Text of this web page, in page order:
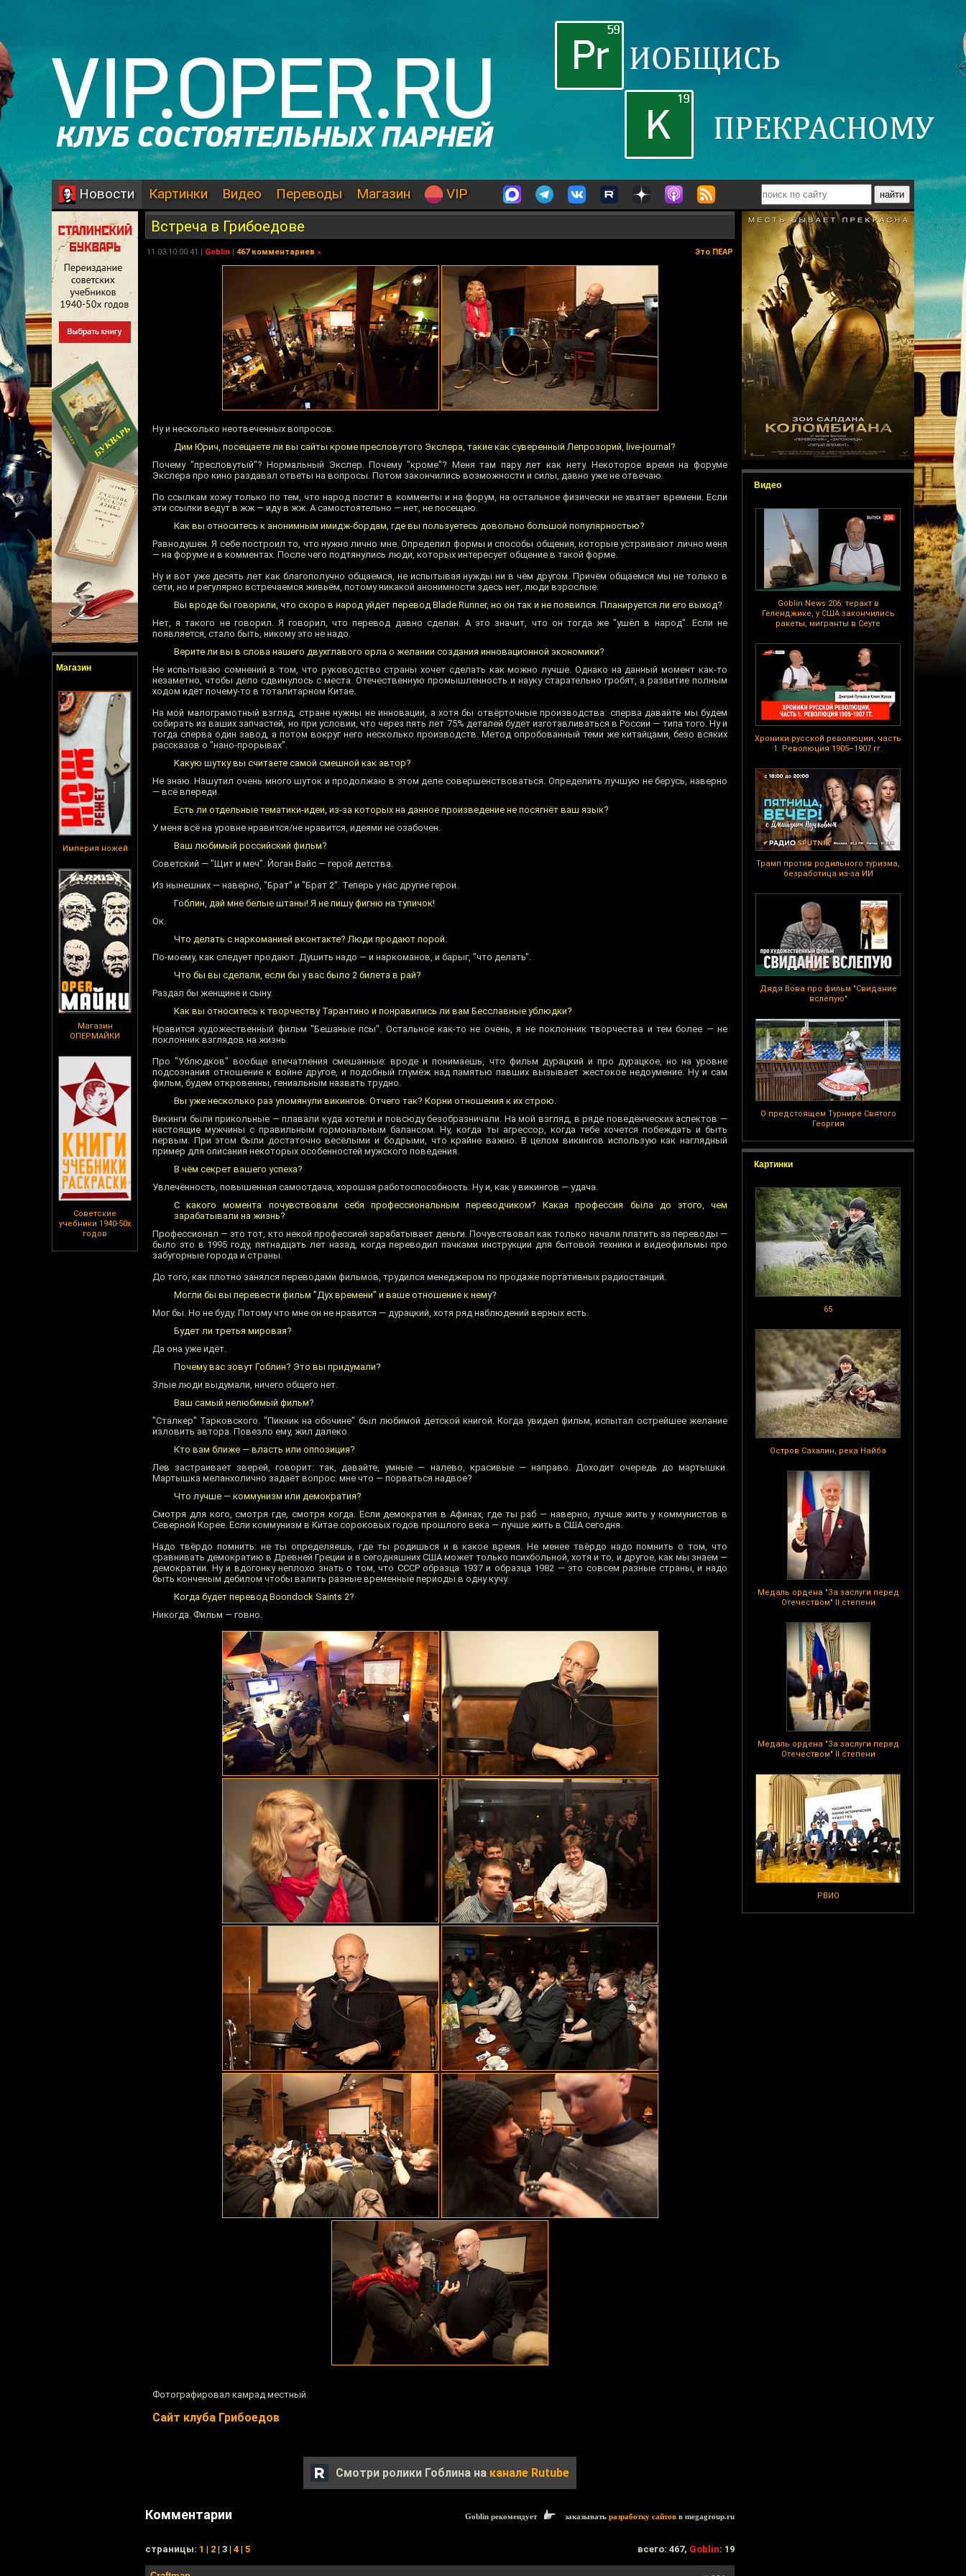
Новости Картинки Видео Переводы Магазин VIP
Магазин
Империя ножей
Магазин
ОПЕРМАЙКИ
Советские
учебники 1940-50х
годов
Видео
Goblin News 206: теракт в
Геленджике, у США закончились
ракеты, мигранты в Сеуте
Хроники русской революции, часть
1: Революция 1905–1907 гг.
Трамп против родильного туризма,
безработица из-за ИИ
Дядя Вова про фильм "Свидание
вслепую"
О предстоящем Турнире Святого
Георгия
Картинки
65
Остров Сахалин, река Найба
Медаль ордена "За заслуги перед
Отечеством" II степени
Медаль ордена "За заслуги перед
Отечеством" II степени
РВИО
Встреча в Грибоедове
11.03.10 00:41 | Goblin | 467 комментариев » Это ПЕАР
Ну и несколько неотвеченных вопросов.
Дим Юрич, посещаете ли вы сайты кроме пресловутого Экслера, такие как суверенный Лепрозорий, live-journal?
Почему "пресловутый"? Нормальный Экслер. Почему "кроме"? Меня там пару лет как нету. Некоторое время на форуме
Экслера про кино раздавал ответы на вопросы. Потом закончились возможности и силы, давно уже не отвечаю.
По ссылкам хожу только по тем, что народ постит в комменты и на форум, на остальное физически не хватает времени. Если
эти ссылки ведут в жж — иду в жж. А самостоятельно — нет, не посещаю.
Как вы относитесь к анонимным имидж-бордам, где вы пользуетесь довольно большой популярностью?
Равнодушен. Я себе построил то, что нужно лично мне. Определил формы и способы общения, которые устраивают лично меня
— на форуме и в комментах. После чего подтянулись люди, которых интересует общение в такой форме.
Ну и вот уже десять лет как благополучно общаемся, не испытывая нужды ни в чём другом. Причём общаемся мы не только в
сети, но и регулярно встречаемся живьём, потому никакой анонимности здесь нет, люди взрослые.
Вы вроде бы говорили, что скоро в народ уйдёт перевод Blade Runner, но он так и не появился. Планируется ли его выход?
Нет, я такого не говорил. Я говорил, что перевод давно сделан. А это значит, что он тогда же "ушёл в народ". Если не
появляется, стало быть, никому это не надо.
Верите ли вы в слова нашего двухглавого орла о желании создания инновационной экономики?
Не испытываю сомнений в том, что руководство страны хочет сделать как можно лучше. Однако на данный момент как-то
незаметно, чтобы дело сдвинулось с места. Отечественную промышленность и науку старательно гробят, а развитие полным
ходом идёт почему-то в тоталитарном Китае.
На мой малограмотный взгляд, стране нужны не инновации, а хотя бы отвёрточные производства: сперва давайте мы будем
собирать из ваших запчастей, но при условии, что через пять лет 75% деталей будет изготавливаться в России — типа того. Ну и
тогда сперва один завод, а потом вокруг него несколько производств. Метод опробованный теми же китайцами, безо всяких
рассказов о "нано-прорывах".
Какую шутку вы считаете самой смешной как автор?
Не знаю. Нашутил очень много шуток и продолжаю в этом деле совершенствоваться. Определить лучшую не берусь, наверно
— всё впереди.
Есть ли отдельные тематики-идеи, из-за которых на данное произведение не посягнёт ваш язык?
У меня всё на уровне нравится/не нравится, идеями не озабочен.
Ваш любимый российский фильм?
Советский — "Щит и меч". Йоган Вайс — герой детства.
Из нынешних — наверно, "Брат" и "Брат 2". Теперь у нас другие герои.
Гоблин, дай мне белые штаны! Я не пишу фигню на тупичок!
Ок.
Что делать с наркоманией вконтакте? Люди продают порой.
По-моему, как следует продают. Душить надо — и наркоманов, и барыг, "что делать".
Что бы вы сделали, если бы у вас было 2 билета в рай?
Раздал бы женщине и сыну.
Как вы относитесь к творчеству Тарантино и понравились ли вам Бесславные ублюдки?
Нравится художественный фильм "Бешаные псы". Остальное как-то не очень, я не поклонник творчества и тем более — не
поклонник взглядов на жизнь.
Про "Ублюдков" вообще впечатления смешанные: вроде и понимаешь, что фильм дурацкий и про дурацкое, но на уровне
подсознания отношение к войне другое, и подобный глумёж над памятью павших вызывает жестокое недоумение. Ну и сам
фильм, будем откровенны, гениальным назвать трудно.
Вы уже несколько раз упомянули викингов. Отчего так? Корни отношения к их строю.
Викинги были прикольные — плавали куда хотели и повсюду безобразничали. На мой взгляд, в ряде поведенческих аспектов —
настоящие мужчины с правильным гормональным балансом. Ну, когда ты агрессор, когда тебе хочется побеждать и быть
первым. При этом были достаточно весёлыми и бодрыми, что крайне важно. В целом викингов использую как наглядный
пример для описания некоторых особенностей мужского поведения.
В чём секрет вашего успеха?
Увлечённость, повышенная самоотдача, хорошая работоспособность. Ну и, как у викингов — удача.
С какого момента почувствовали себя профессиональным переводчиком? Какая профессия была до этого, чем
зарабатывали на жизнь?
Профессионал — это тот, кто некой профессией зарабатывает деньги. Почувствовал как только начали платить за переводы —
было это в 1995 году, пятнадцать лет назад, когда переводил пачками инструкции для бытовой техники и видеофильмы про
забугорные города и страны.
До того, как плотно занялся переводами фильмов, трудился менеджером по продаже портативных радиостанций.
Могли бы вы перевести фильм "Дух времени" и ваше отношение к нему?
Мог бы. Но не буду. Потому что мне он не нравится — дурацкий, хотя ряд наблюдений верных есть.
Будет ли третья мировая?
Да она уже идёт.
Почему вас зовут Гоблин? Это вы придумали?
Злые люди выдумали, ничего общего нет.
Ваш самый нелюбимый фильм?
"Сталкер" Тарковского. "Пикник на обочине" был любимой детской книгой. Когда увидел фильм, испытал острейшее желание
изловить автора. Повезло ему, жил далеко.
Кто вам ближе — власть или оппозиция?
Лев застраивает зверей, говорит: так, давайте, умные — налево, красивые — направо. Доходит очередь до мартышки.
Мартышка меланхолично задаёт вопрос: мне что — порваться надвое?
Что лучше — коммунизм или демократия?
Смотря для кого, смотря где, смотря когда. Если демократия в Афинах, где ты раб — наверно, лучше жить у коммунистов в
Северной Корее. Если коммунизм в Китае сороковых годов прошлого века — лучше жить в США сегодня.
Надо твёрдо помнить: не ты определяешь, где ты родишься и в какое время. Не менее твёрдо надо помнить о том, что
сравнивать демократию в Древней Греции и в сегодняшних США может только психбольной, хотя и то, и другое, как мы знаем —
демократии. Ну и вдогонку неплохо знать о том, что СССР образца 1937 и образца 1982 — это совсем разные страны, и надо
быть конченым дебилом чтобы валить разные временные периоды в одну кучу.
Когда будет перевод Boondock Saints 2?
Никогда. Фильм — говно.
Фотографировал камрад местный.
Сайт клуба Грибоедов
Смотри ролики Гоблина на канале Rutube
Комментарии Goblin рекомендует заказывать разработку сайтов в megagroup.ru
cтраницы: 1 | 2 | 3 | 4 | 5 всего: 467, Goblin: 19